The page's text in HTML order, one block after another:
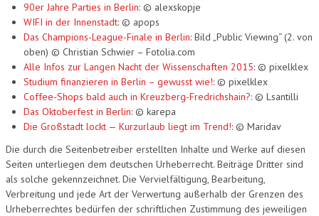
90er Jahre Parties in Berlin: © alexskopje
WIFI in der Innenstadt: © apops
Das Champions-League-Finale in Berlin: Bild „Public Viewing“ (2. von
oben) © Christian Schwier – Fotolia.com
Alle Infos zur Langen Nacht der Wissenschaften 2015: © pixelklex
Studium finanzieren in Berlin – gewusst wie!: © pixelklex
Coffee-Shops bald auch in Kreuzberg-Fredrichshain?: © Lsantilli
Das Oktoberfest in Berlin: © karepa
Die Großstadt lockt — Kurzurlaub liegt im Trend!: © Maridav
Die durch die Seitenbetreiber erstellten Inhalte und Werke auf diesen
Seiten unterliegen dem deutschen Urheberrecht. Beiträge Dritter sind
als solche gekennzeichnet. Die Vervielfältigung, Bearbeitung,
Verbreitung und jede Art der Verwertung außerhalb der Grenzen des
Urheberrechtes bedürfen der schriftlichen Zustimmung des jeweiligen